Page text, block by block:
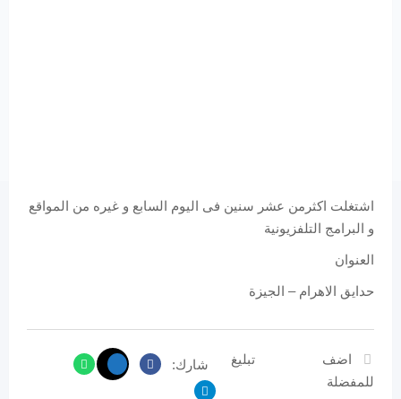
اشتغلت اكثرمن عشر سنين فى اليوم السابع و غيره من المواقع
و البرامج التلفزيونية
العنوان
حدايق الاهرام – الجيزة
اضف
للمفضلة
تبليغ شارك: